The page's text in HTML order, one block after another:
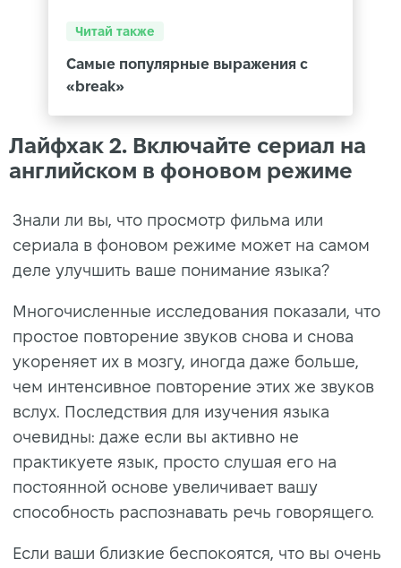
Читай также
Самые популярные выражения с
«break»
Лайфхак 2. Включайте сериал на
английском в фоновом режиме
Знали ли вы, что просмотр фильма или
сериала в фоновом режиме может на самом
деле улучшить ваше понимание языка?
Многочисленные исследования показали, что
простое повторение звуков снова и снова
укореняет их в мозгу, иногда даже больше,
чем интенсивное повторение этих же звуков
вслух. Последствия для изучения языка
очевидны: даже если вы активно не
практикуете язык, просто слушая его на
постоянной основе увеличивает вашу
способность распознавать речь говорящего.
Если ваши близкие беспокоятся, что вы очень